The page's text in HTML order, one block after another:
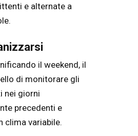
e alternate a
il weekend, il
di monitorare gli
nei giorni
precedenti e
clima variabile.